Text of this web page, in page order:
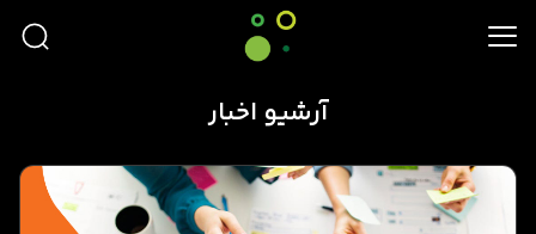
آرشیو اخبار